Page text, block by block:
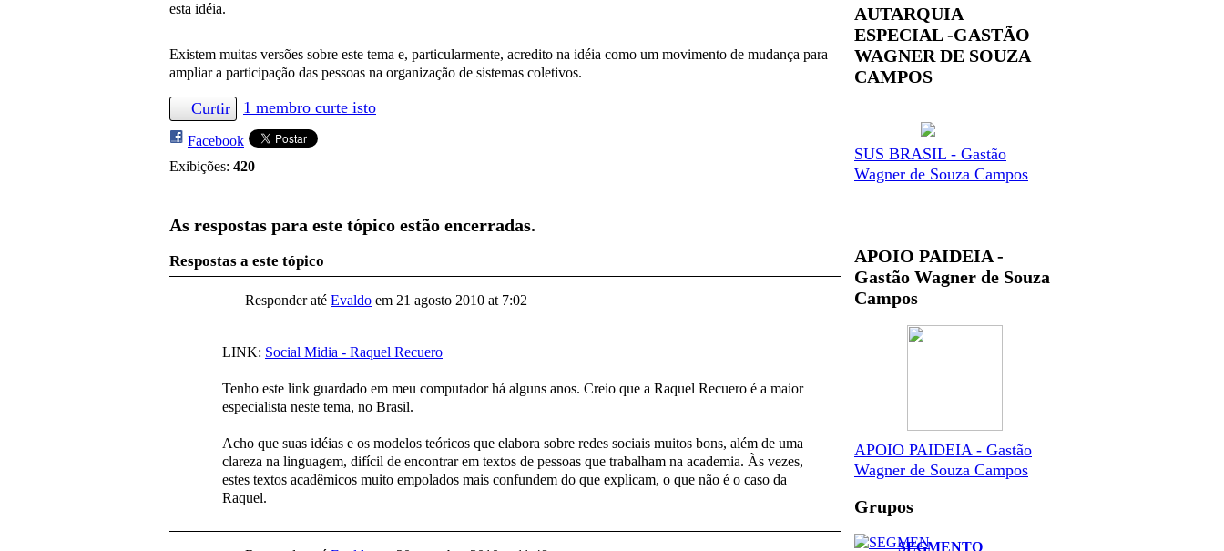
esta idéia.
Existem muitas versões sobre este tema e, particularmente, acredito na idéia como um movimento de mudança para
ampliar a participação das pessoas na organização de sistemas coletivos.
Curtir 1 membro curte isto
Facebook
Exibições: 420
As respostas para este tópico estão encerradas.
Respostas a este tópico
Responder até Evaldo em 21 agosto 2010 at 7:02
LINK: Social Midia - Raquel Recuero
Tenho este link guardado em meu computador há alguns anos. Creio que a Raquel Recuero é a maior
especialista neste tema, no Brasil.
Acho que suas idéias e os modelos teóricos que elabora sobre redes sociais muitos bons, além de uma
clareza na linguagem, difícil de encontrar em textos de pessoas que trabalham na academia. Às vezes,
estes textos acadêmicos muito empolados mais confundem do que explicam, o que não é o caso da
Raquel.
AUTARQUIA
ESPECIAL -GASTÃO
WAGNER DE SOUZA
CAMPOS
SUS BRASIL - Gastão
Wagner de Souza Campos
APOIO PAIDEIA -
Gastão Wagner de Souza
Campos
APOIO PAIDEIA - Gastão
Wagner de Souza Campos
Grupos
SEGMENTO